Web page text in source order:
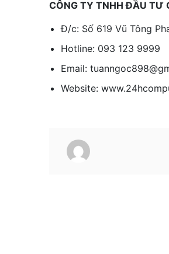
CÔNG TY TNHH ĐẦU TƯ
Đ/c: Số 619 Vũ Tông
Hotline: 093 123 9999
Email:
Website: